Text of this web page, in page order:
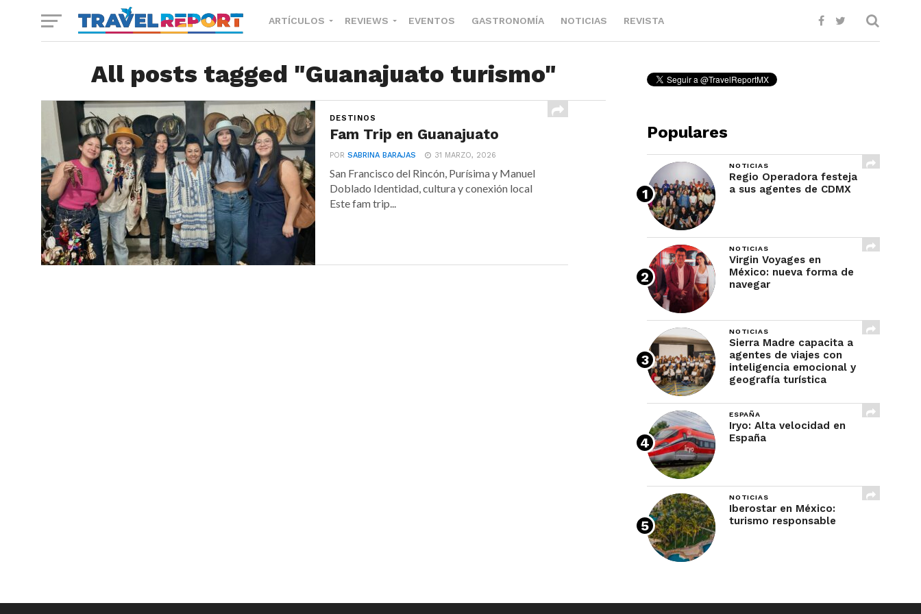
ARTÍCULOS REVIEWS EVENTOS GASTRONOMÍA NOTICIAS REVISTA
All posts tagged "Guanajuato turismo"
DESTINOS
Fam Trip en Guanajuato
PORSABRINA BARAJAS 31 MARZO, 2026
San Francisco del Rincón, Purísima y Manuel
Doblado Identidad, cultura y conexión local
Este fam trip...
Populares
NOTICIAS
Regio Operadora festeja
a sus agentes de CDMX
NOTICIAS
Virgin Voyages en
México: nueva forma de
navegar
NOTICIAS
Sierra Madre capacita a
agentes de viajes con
inteligencia emocional y
geografía turística
ESPAÑA
Iryo: Alta velocidad en
España
NOTICIAS
Iberostar en México:
turismo responsable